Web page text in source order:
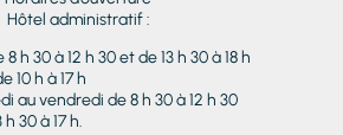
Hôtel administratif :
8 h 30 à 12 h 30 et de 13 h 30 à 18 h
10 h à 17 h
au vendredi de 8 h 30 à 12 h 30
h 30 à 17 h.